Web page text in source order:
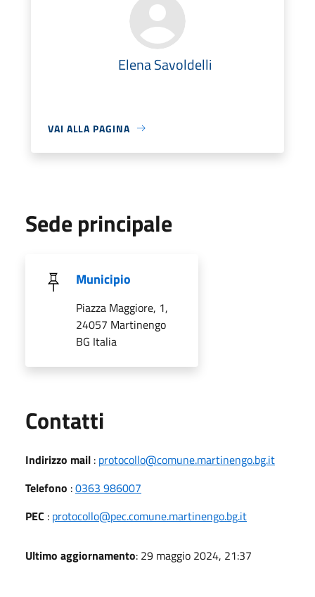
Elena Savoldelli
VAI ALLA PAGINA
Sede principale
Municipio
Piazza Maggiore, 1,
24057 Martinengo
BG Italia
Contatti
Indirizzo mail : protocollo@comune.martinengo.bg.it
Telefono :0363 986007
PEC : protocollo@pec.comune.martinengo.bg.it
Ultimo aggiornamento: 29 maggio 2024, 21:37